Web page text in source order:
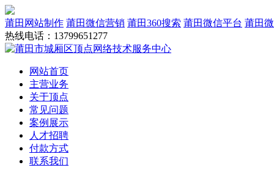
莆田网站制作 莆田微信营销 莆田360搜索 莆田微信平台 莆田
热线电话：13799651277
网站首页
主营业务
关于顶点
常见问题
案例展示
人才招聘
付款方式
联系我们